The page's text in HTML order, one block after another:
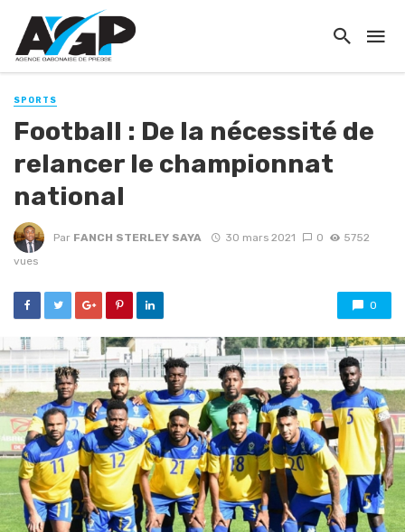
SPORTS
Football : De la nécessité de
relancer le championnat
national
Par FANCH STERLEY SAYA 30 mars 2021 0
5752
vues
0